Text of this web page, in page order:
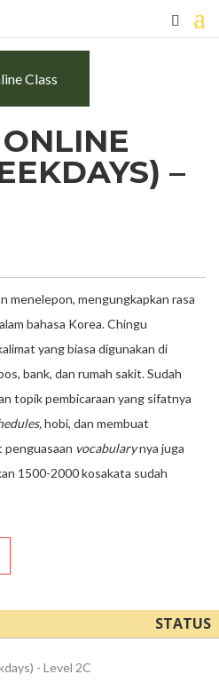
Class
–
menelepon, mengungkapkan rasa
bahasa Korea. Chingu
yang biasa digunakan di
bank, dan rumah sakit. Sudah
topik pembicaraan yang sifatnya
hobi, dan membuat
vocabularynya juga
1500-2000 kosakata sudah
STATUS
- Level 2C